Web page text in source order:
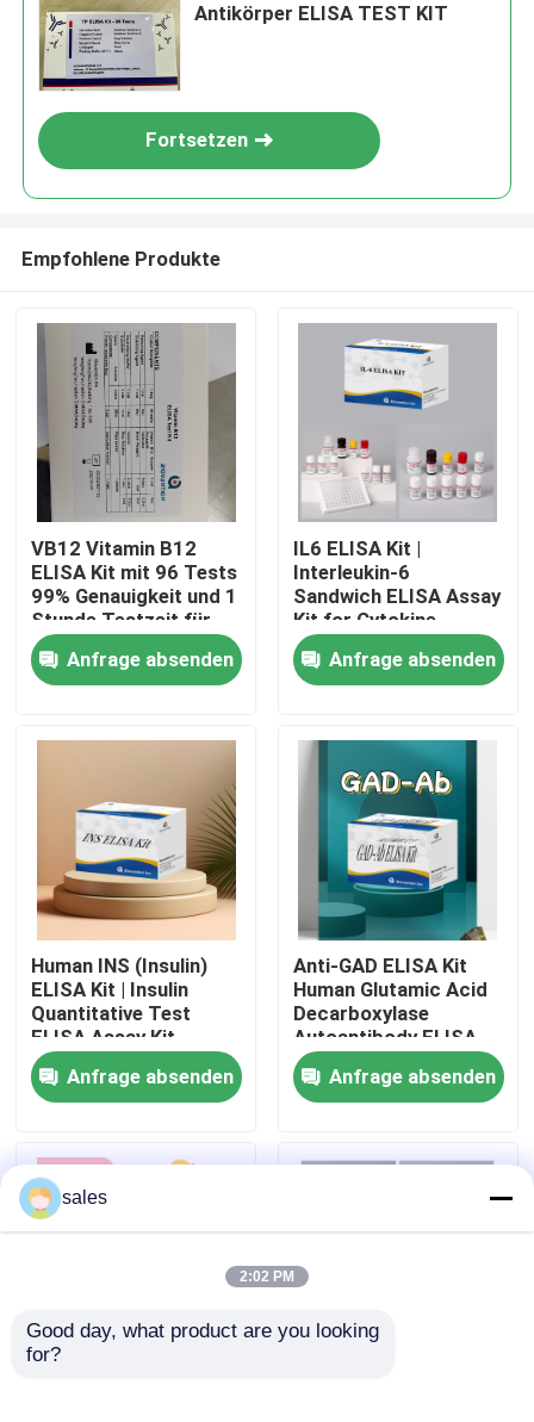
Produkte
Über uns
Werksbesichtigung
Qualitätskontrolle
Kontakt mit uns
Neuigkeiten
VR Show
Antikörper ELISA TEST KIT
Fortsetzen
Empfohlene Produkte
VB12 Vitamin B12
ELISA Kit mit 96 Tests
99% Genauigkeit und 1
Stunde Testzeit für
Vitaminmangelforschung
Anfrage absenden
IL6 ELISA Kit |
Interleukin-6
Sandwich ELISA Assay
Kit for Cytokine
Quantitative Detection
in Biological Samples,
Serum, Plasma, Cell
Anfrage absenden
Human INS (Insulin)
ELISA Kit | Insulin
Quantitative Test
ELISA Assay Kit,
Sandwich ELISA For
Serum Plasma 96
Tests Laboratory
Anfrage absenden
Anti-GAD ELISA Kit
Human Glutamic Acid
Decarboxylase
Autoantibody ELISA
KiT GAD-Ab / GAD65
Autoantibody Enzyme
Linked
Test Kit
Anfrage absenden
sales
2:02 PM
Good day, what product are you looking
for?